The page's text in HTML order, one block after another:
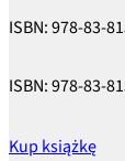
ISBN: 978-83-
ISBN: 978-83-
Kup książkę